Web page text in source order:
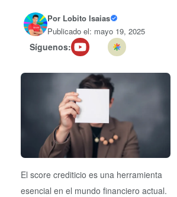
Por Lobito Isaias
Publicado el: mayo 19, 2025
Síguenos:
El score crediticio es una herramienta
esencial en el mundo financiero actual.